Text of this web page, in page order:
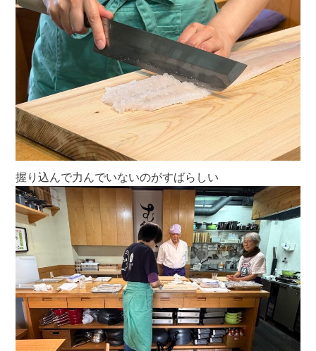
握り込んで力んでいないのがすばらしい